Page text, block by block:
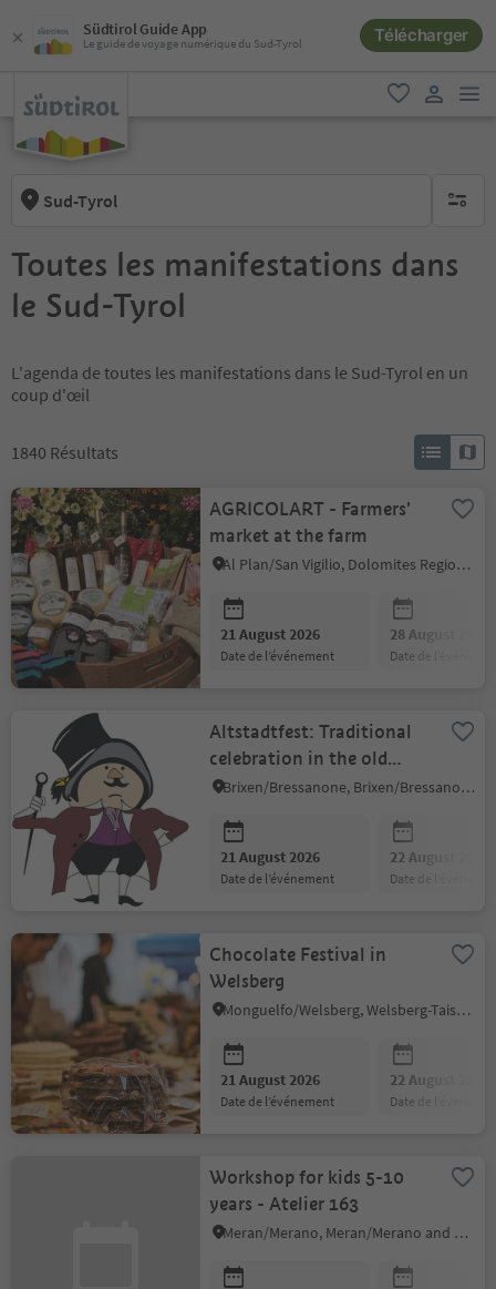
Südtirol Guide App
Le guide de voyage numérique du Sud-Tyrol Télécharger
favori
Sud-Tyrol aucun
Toutes les manifestations dans
le Sud-Tyrol
L'agenda de toutes les manifestations dans le Sud-Tyrol en un
coup d'œil
1840 Résultats
AGRICOLART - Farmers'
market at the farm
Al Plan/San Vigilio, Dolomites Region Kronplatz/Plan de Corones
21 August 2026
date de l’événement
28 August 2026
date de
Altstadtfest: Traditional
celebration in the old
town
Brixen/Bressanone, Brixen/Bressanone and environs
21 August 2026
date de l’événement
22 August 2026
date de
Chocolate Festival in
Welsberg
Monguelfo/Welsberg, Welsberg-Taisten/Monguelfo-Tesido
21 August 2026
date de l’événement
22 August 2026
date de
Workshop for kids 5-10
years - Atelier 163
Meran/Merano, Meran/Merano and environs